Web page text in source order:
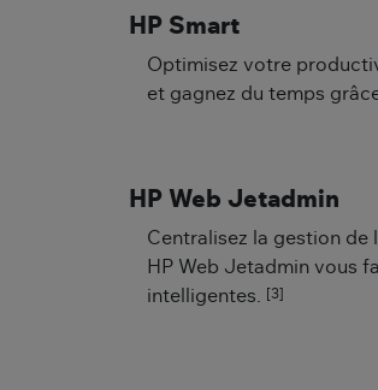
HP Smart
Optimisez votre
et gagnez du temps
HP Web Jetadmin
Centralisez la gestion de
HP Web Jetadmin vous
intelligentes.
[3]